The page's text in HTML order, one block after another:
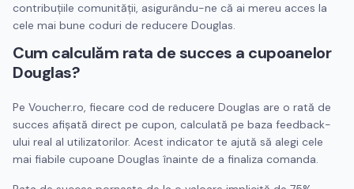
contribuțiile comunității, asigurându-ne că ai mereu acces la
cele mai bune coduri de reducere Douglas.
Cum calculăm rata de succes a cupoanelor
Douglas?
Pe Voucher.ro, fiecare cod de reducere Douglas are o rată de
succes afișată direct pe cupon, calculată pe baza feedback-
ului real al utilizatorilor. Acest indicator te ajută să alegi cele
mai fiabile cupoane Douglas înainte de a finaliza comanda.